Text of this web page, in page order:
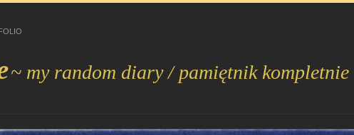
~ my random diary / pamiętnik kompletnie